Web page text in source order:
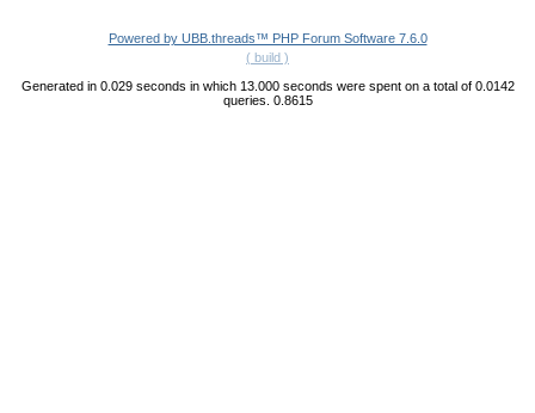
Powered by UBB.threads™ PHP Forum Software 7.6.0
( build )
Generated in 0.029 seconds in which 13.000 seconds were spent on a total of 0.0142
queries. 0.8615